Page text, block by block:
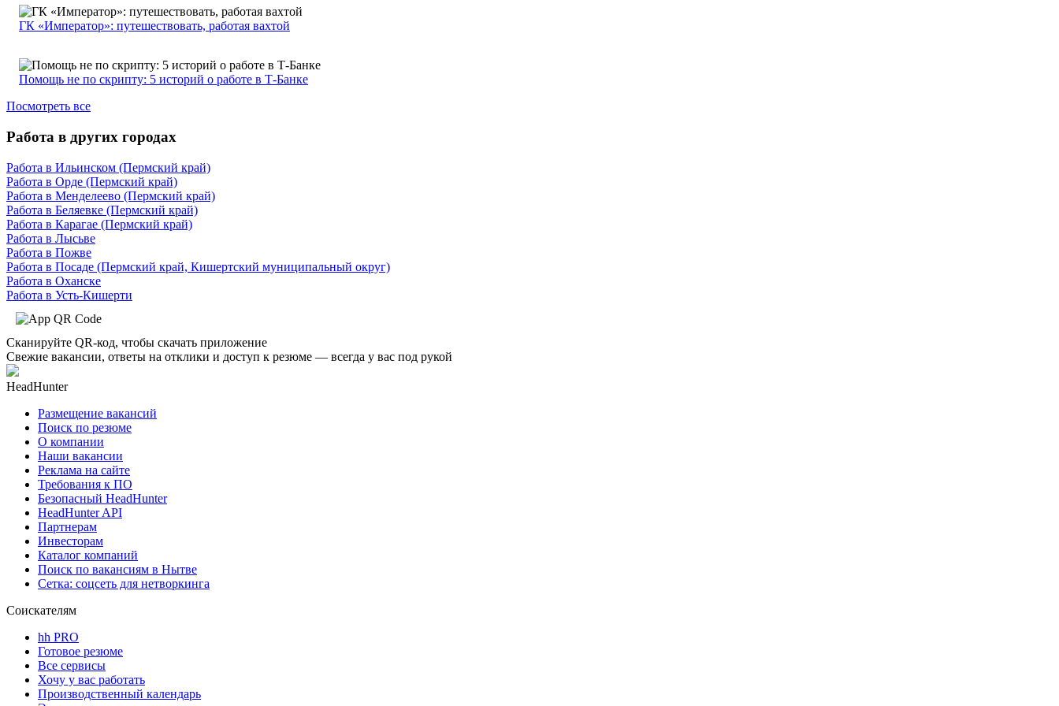
ГК «Император»: путешествовать, работая вахтой
Помощь не по скрипту: 5 историй о работе в Т-Банке
Посмотреть все
Работа в других городах
Работа в Ильинском (Пермский край)
Работа в Орде (Пермский край)
Работа в Менделеево (Пермский край)
Работа в Беляевке (Пермский край)
Работа в Карагае (Пермский край)
Работа в Лысьве
Работа в Пожве
Работа в Посаде (Пермский край, Кишертский муниципальный округ)
Работа в Оханске
Работа в Усть-Кишерти
Сканируйте QR-код, чтобы скачать приложение
Свежие вакансии, ответы на отклики и доступ к резюме — всегда у вас под рукой
HeadHunter
Размещение вакансий
Поиск по резюме
О компании
Наши вакансии
Реклама на сайте
Требования к ПО
Безопасный HeadHunter
HeadHunter API
Партнерам
Инвесторам
Каталог компаний
Поиск по вакансиям в Нытве
Сетка: соцсеть для нетворкинга
Соискателям
hh PRO
Готовое резюме
Все сервисы
Хочу у вас работать
Производственный календарь